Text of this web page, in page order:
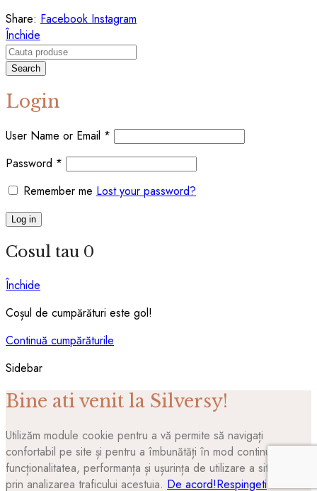
Share: Facebook Instagram
Închide
Search
Login
User Name or Email *
Password *
Remember me Lost your password?
Log in
Cosul tau 0
Închide
Coșul de cumpărături este gol!
Continuă cumpărăturile
Sidebar
Bine ati venit la Silversy!
Utilizăm module cookie pentru a vă permite să navigați
confortabil pe site și pentru a îmbunătăți în mod continuu
funcționalitatea, performanța și ușurința de utilizare a site-ului
prin analizarea traficului acestuia. De acord!Respingeti